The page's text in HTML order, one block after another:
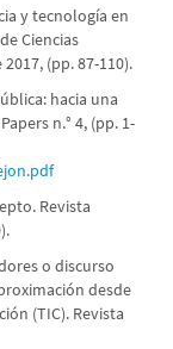
y tecnología en
Ciencias
(pp. 87-110).
hacia una
n.° 4, (pp. 1-
Revista
o discurso
desde
(TIC). Revista